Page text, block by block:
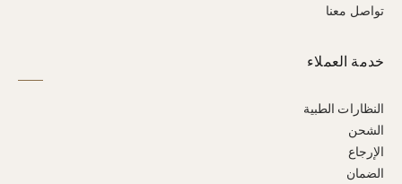
تواصل معنا
خدمة العملاء
النظارات الطبية
الشحن
الإرجاع
الضمان